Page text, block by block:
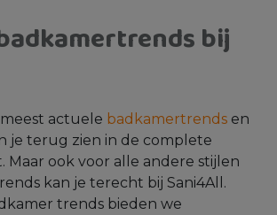
bij
actuele badkamertrends en
je terug zien in de complete
Maar ook voor alle andere stijlen
kan je terecht bij Sani4All.
trends bieden we